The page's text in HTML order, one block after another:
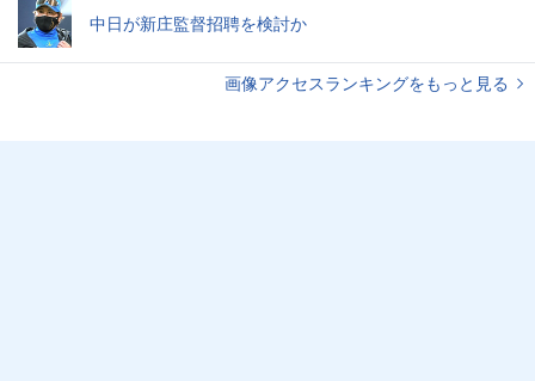
中日が新庄監督招聘を検討か
画像アクセスランキングをもっと見る